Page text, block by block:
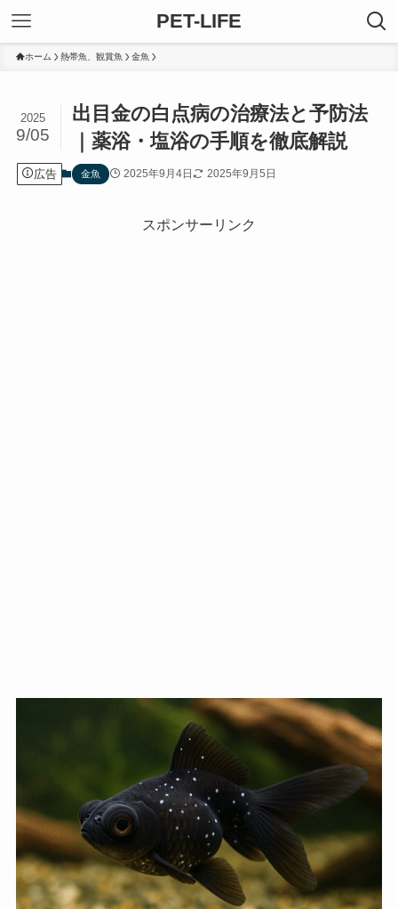
PET-LIFE
ホーム 熱帯魚、観賞魚 金魚
出目金の白点病の治療法と予防法
｜薬浴・塩浴の手順を徹底解説
2025
9/05
広告 金魚 2025年9月4日 2025年9月5日
スポンサーリンク